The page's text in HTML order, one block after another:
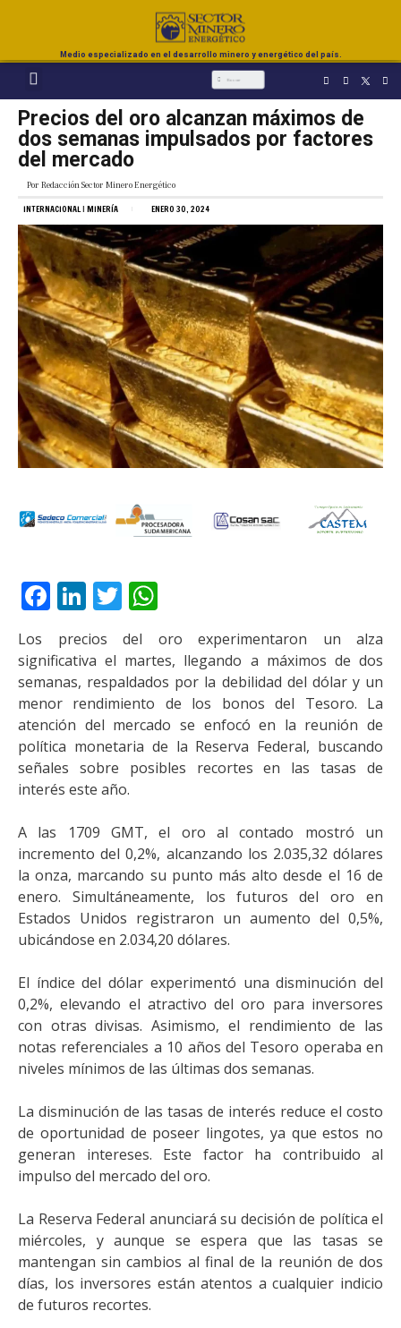
Medio especializado en el desarrollo minero y energético del país.
Precios del oro alcanzan máximos de
dos semanas impulsados por factores
del mercado
Por Redacción Sector Minero Energético
INTERNACIONAL| MINERÍA ENERO 30, 2024
Facebook
LinkedIn
Twitter
Los precios del oro experimentaron un alza
significativa el martes, llegando a máximos de dos
semanas, respaldados por la debilidad del dólar y un
menor rendimiento de los bonos del Tesoro. La
atención del mercado se enfocó en la reunión de
política monetaria de la Reserva Federal, buscando
señales sobre posibles recortes en las tasas de
interés este año.
A las 1709 GMT, el oro al contado mostró un
incremento del 0,2%, alcanzando los 2.035,32 dólares
la onza, marcando su punto más alto desde el 16 de
enero. Simultáneamente, los futuros del oro en
Estados Unidos registraron un aumento del 0,5%,
ubicándose en 2.034,20 dólares.
El índice del dólar experimentó una disminución del
0,2%, elevando el atractivo del oro para inversores
con otras divisas. Asimismo, el rendimiento de las
notas referenciales a 10 años del Tesoro operaba en
niveles mínimos de las últimas dos semanas.
La disminución de las tasas de interés reduce el costo
de oportunidad de poseer lingotes, ya que estos no
generan intereses. Este factor ha contribuido al
impulso del mercado del oro.
La Reserva Federal anunciará su decisión de política el
miércoles, y aunque se espera que las tasas se
mantengan sin cambios al final de la reunión de dos
días, los inversores están atentos a cualquier indicio
de futuros recortes.